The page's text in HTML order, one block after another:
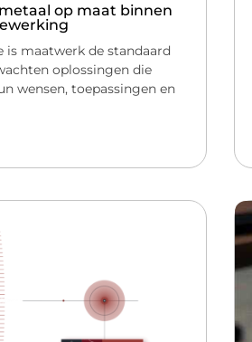
op maat binnen
is maatwerk de standaard
oplossingen die
wensen, toepassingen en